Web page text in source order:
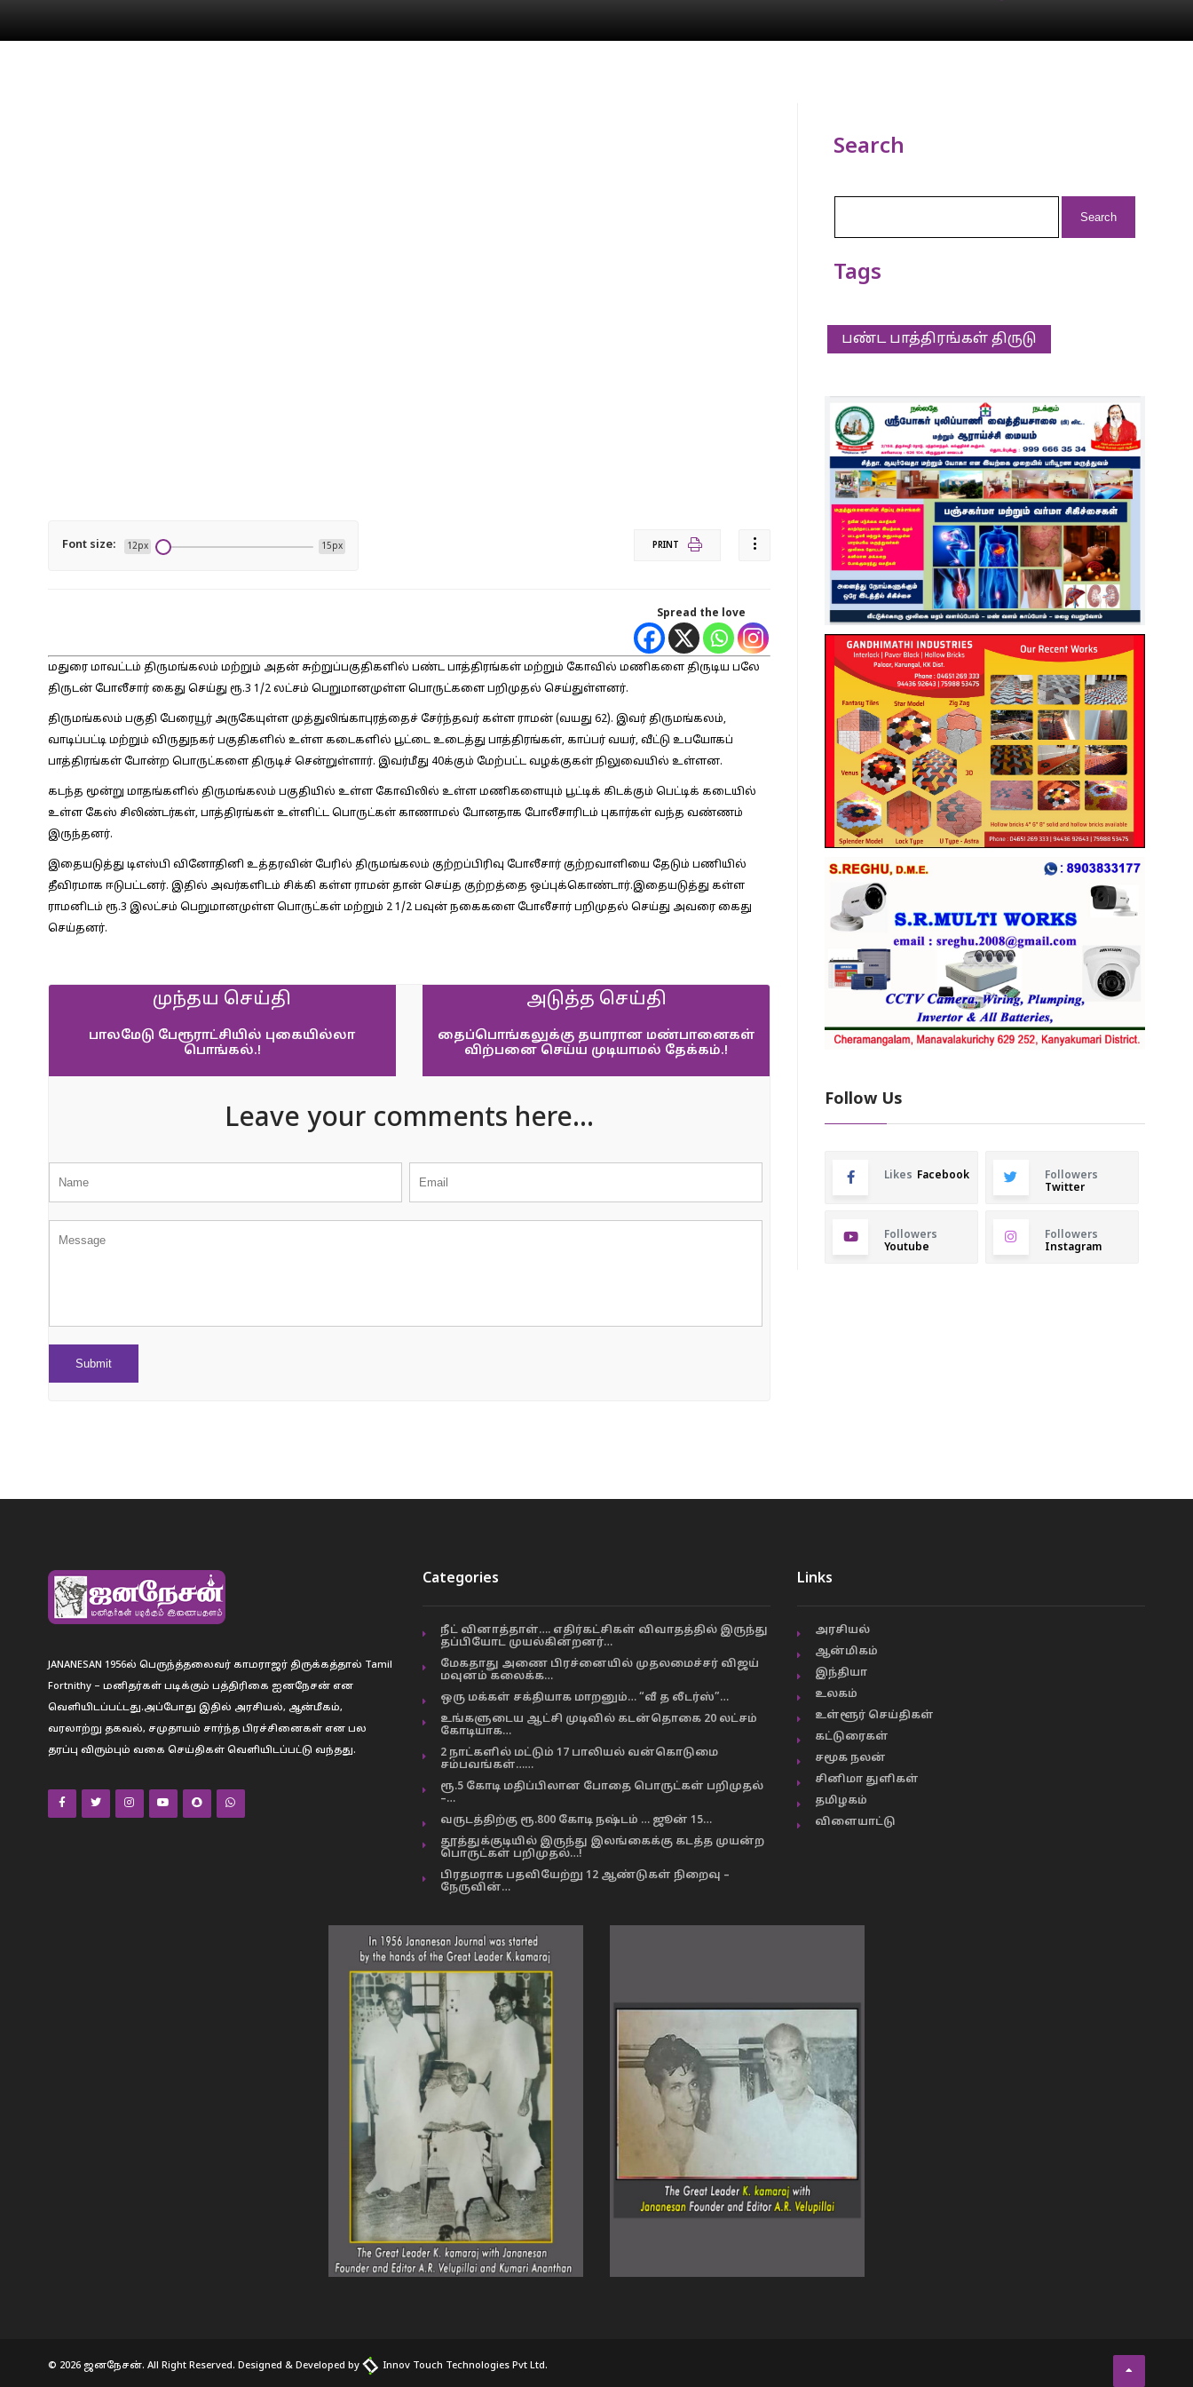
Font size: 12px 15px PRINT
Spread the love
மதுரை மாவட்டம் திருமங்கலம் மற்றும் அதன் சுற்றுப்பகுதிகளில் பண்ட பாத்திரங்கள் மற்றும் கோவில் மணிகளை திருடிய பலே
திருடன் போலீசார் கைது செய்து ரூ.3 1/2 லட்சம் பெறுமானமுள்ள பொருட்களை பறிமுதல் செய்துள்ளனர்.
திருமங்கலம் பகுதி பேரையூர் அருகேயுள்ள முத்துலிங்காபுரத்தைச் சேர்ந்தவர் கள்ள ராமன் (வயது 62). இவர் திருமங்கலம்,
வாடிப்பட்டி மற்றும் விருதுநகர் பகுதிகளில் உள்ள கடைகளில் பூட்டை உடைத்து பாத்திரங்கள், காப்பர் வயர், வீட்டு உபயோகப்
பாத்திரங்கள் போன்ற பொருட்களை திருடிச் சென்றுள்ளார். இவர்மீது 40க்கும் மேற்பட்ட வழக்குகள் நிலுவையில் உள்ளன.
கடந்த மூன்று மாதங்களில் திருமங்கலம் பகுதியில் உள்ள கோவிலில் உள்ள மணிகளையும் பூட்டிக் கிடக்கும் பெட்டிக் கடையில்
உள்ள கேஸ் சிலிண்டர்கள், பாத்திரங்கள் உள்ளிட்ட பொருட்கள் காணாமல் போனதாக போலீசாரிடம் புகார்கள் வந்த வண்ணம்
இருந்தனர்.
இதையடுத்து டிஎஸ்பி வினோதினி உத்தரவின் பேரில் திருமங்கலம் குற்றப்பிரிவு போலீசார் குற்றவாளியை தேடும் பணியில்
தீவிரமாக ஈடுபட்டனர். இதில் அவர்களிடம் சிக்கி கள்ள ராமன் தான் செய்த குற்றத்தை ஒப்புக்கொண்டார்.இதையடுத்து கள்ள
ராமனிடம் ரூ.3 இலட்சம் பெறுமானமுள்ள பொருட்கள் மற்றும் 2 1/2 பவுன் நகைகளை போலீசார் பறிமுதல் செய்து அவரை கைது
செய்தனர்.
முந்தய செய்தி
பாலமேடு பேரூராட்சியில் புகையில்லா
பொங்கல்.!
அடுத்த செய்தி
தைப்பொங்கலுக்கு தயாரான மண்பானைகள்
விற்பனை செய்ய முடியாமல் தேக்கம்.!
Leave your comments here...
Search
Tags
பண்ட பாத்திரங்கள் திருடு
Follow Us
Likes Facebook
Followers
Twitter
Followers
Youtube
Followers
Instagram
JANANESAN 1956ல் பெருந்த்தலைவர் காமராஜர் திருக்கத்தால் Tamil
Fortnithy – மனிதர்கள் படிக்கும் பத்திரிகை ஐனநேசன் என
வெளியிடப்பட்டது.அப்போது இதில் அரசியல், ஆன்மீகம்,
வரலாற்று தகவல், சமுதாயம் சார்ந்த பிரச்சினைகள் என பல
தரப்பு விரும்பும் வகை செய்திகள் வெளியிடப்பட்டு வந்தது.
Categories
நீட் வினாத்தாள்…. எதிர்கட்சிகள் விவாதத்தில் இருந்து
தப்பியோட முயல்கின்றனர்…
மேகதாது அணை பிரச்னையில் முதலமைச்சர் விஜய்
மவுனம் கலைக்க…
ஒரு மக்கள் சக்தியாக மாறனும்… “வீ த லீடர்ஸ்”…
உங்களுடைய ஆட்சி முடிவில் கடன்தொகை 20 லட்சம்
கோடியாக…
2 நாட்களில் மட்டும் 17 பாலியல் வன்கொடுமை
சம்பவங்கள்……
ரூ.5 கோடி மதிப்பிலான போதை பொருட்கள் பறிமுதல்
–…
வருடத்திற்கு ரூ.800 கோடி நஷ்டம் … ஜூன் 15…
தூத்துக்குடியில் இருந்து இலங்கைக்கு கடத்த முயன்ற
பொருட்கள் பறிமுதல்…!
பிரதமராக பதவியேற்று 12 ஆண்டுகள் நிறைவு –
நேருவின்…
Links
அரசியல்
ஆன்மிகம்
இந்தியா
உலகம்
உள்ளூர் செய்திகள்
கட்டுரைகள்
சமூக நலன்
சினிமா துளிகள்
தமிழகம்
விளையாட்டு
© 2026 ஜனநேசன். All Right Reserved. Designed & Developed by Innov Touch Technologies Pvt Ltd.